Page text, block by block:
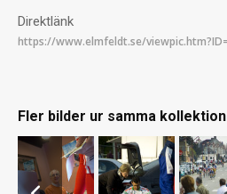
Direktlänk
Fler bilder ur samma kollektion